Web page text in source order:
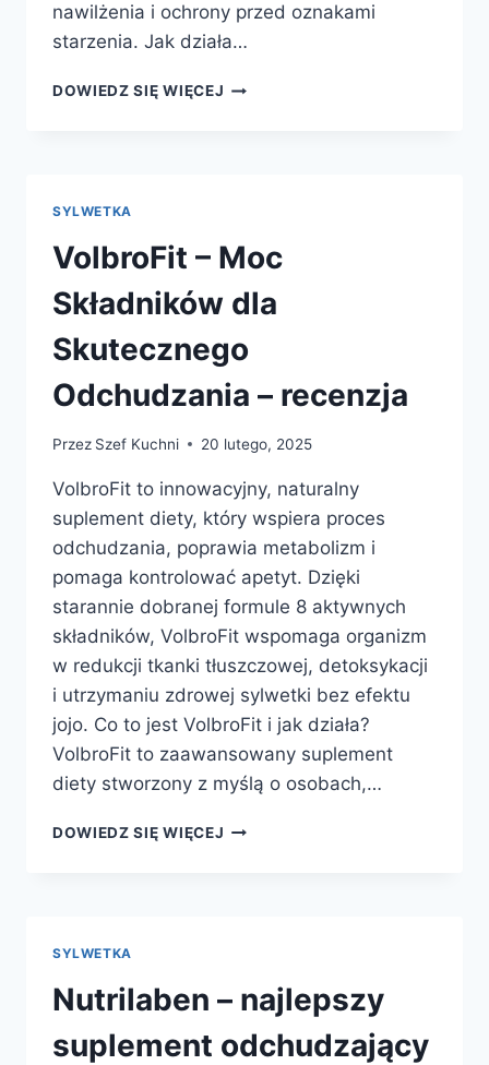
nawilżenia i ochrony przed oznakami
starzenia. Jak działa…
DOWIEDZ SIĘ WIĘCEJ NIVELAGE
DOJRZAŁEJ
–
OPINIE
SYLWETKA
VolbroFit – Moc
Składników dla
Skutecznego
Odchudzania – recenzja
Przez Szef Kuchni 20 lutego, 2025
VolbroFit to innowacyjny, naturalny
suplement diety, który wspiera proces
odchudzania, poprawia metabolizm i
pomaga kontrolować apetyt. Dzięki
starannie dobranej formule 8 aktywnych
składników, VolbroFit wspomaga organizm
w redukcji tkanki tłuszczowej, detoksykacji
i utrzymaniu zdrowej sylwetki bez efektu
jojo. Co to jest VolbroFit i jak działa?
VolbroFit to zaawansowany suplement
diety stworzony z myślą o osobach,…
DOWIEDZ SIĘ WIĘCEJ VOLBROFIT
RECENZJA
SYLWETKA
Nutrilaben – najlepszy
suplement odchudzający